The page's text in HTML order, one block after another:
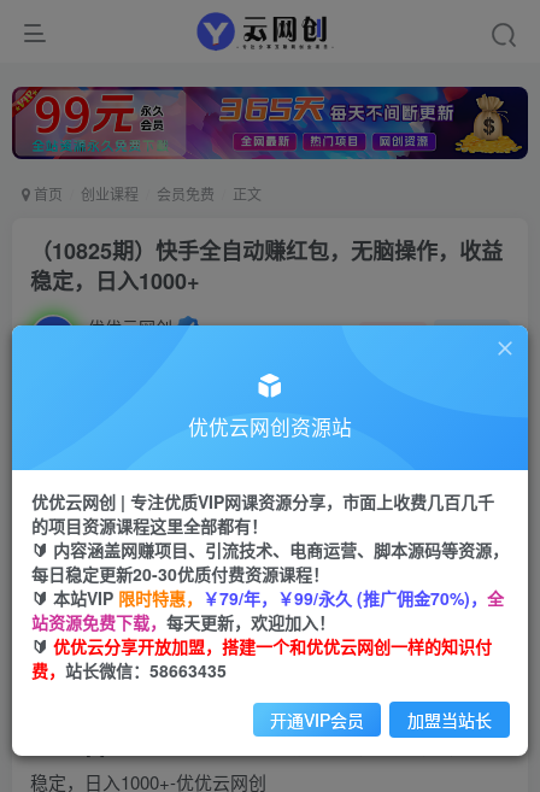
首页 创业课程 会员免费 正文
（10825期）快手全自动赚红包，无脑操作，收益
稳定，日入1000+
优优云网创 私信
云币 9.9 云币99
会员免费
立即购买
您当前未登录！建议登陆后购买，可保存购买订单
优优云网创资源站
优优云网创 | 专注优质VIP网课资源分享，市面上收费几百几千
的项目资源课程这里全部都有！
🔰 内容涵盖网赚项目、引流技术、电商运营、脚本源码等资源，
每日稳定更新20-30优质付费资源课程！
🔰 本站VIP 限时特惠， ￥79/年，￥99/永久 (推广佣金70%)， 全
站资源免费下载， 每天更新，欢迎加入！
🔰 优优云分享开放加盟，搭建一个和优优云网创一样的知识付
费， 站长微信：58663435
开通VIP会员 加盟当站长